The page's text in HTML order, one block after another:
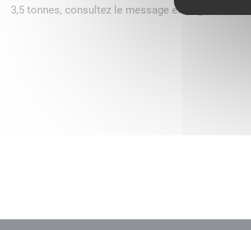
3,5 tonnes, consultez le message en page d'accueil.